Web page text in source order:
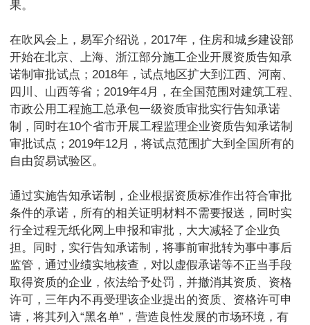
果。
在吹风会上，易军介绍说，2017年，住房和城乡建设部
开始在北京、上海、浙江部分施工企业开展资质告知承
诺制审批试点；2018年，试点地区扩大到江西、河南、
四川、山西等省；2019年4月，在全国范围对建筑工程、
市政公用工程施工总承包一级资质审批实行告知承诺
制，同时在10个省市开展工程监理企业资质告知承诺制
审批试点；2019年12月，将试点范围扩大到全国所有的
自由贸易试验区。
通过实施告知承诺制，企业根据资质标准作出符合审批
条件的承诺，所有的相关证明材料不需要报送，同时实
行全过程无纸化网上申报和审批，大大减轻了企业负
担。同时，实行告知承诺制，将事前审批转为事中事后
监管，通过业绩实地核查，对以虚假承诺等不正当手段
取得资质的企业，依法给予处罚，并撤消其资质、资格
许可，三年内不再受理该企业提出的资质、资格许可申
请，将其列入“黑名单”，营造良性发展的市场环境，有